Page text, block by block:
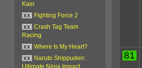
81
Kain
xx
Fighting Force 2
xx
Crash Tag Team
Racing
xx
Where Is My Heart?
xx
Naruto Shippuden:
Ultimate Ninja Impact